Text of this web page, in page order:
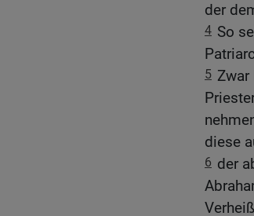
der
4 So
5 Zwar
diese
6 der